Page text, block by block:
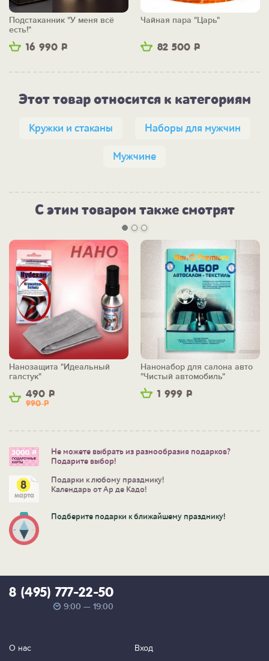
16 990 Р
Подстаканник "У меня всё
есть!"
82 500 Р
Чайная пара "Царь"
Этот товар относится к категориям
Кружки и стаканы Наборы для мужчин
Мужчине
С этим товаром также смотрят
490 Р
990Р
Нанозащита "Идеальный
галстук"
1 999 Р
Нанонабор для салона авто
"Чистый автомобиль"
Не можете выбрать из разнообразия подарков?
Подарите выбор!
Подарки к любому празднику!
Календарь от Ар де Кадо!
Подберите подарки к ближайшему празднику!
8 (495) 777-22-50
9:00 — 19:00
О нас Вход